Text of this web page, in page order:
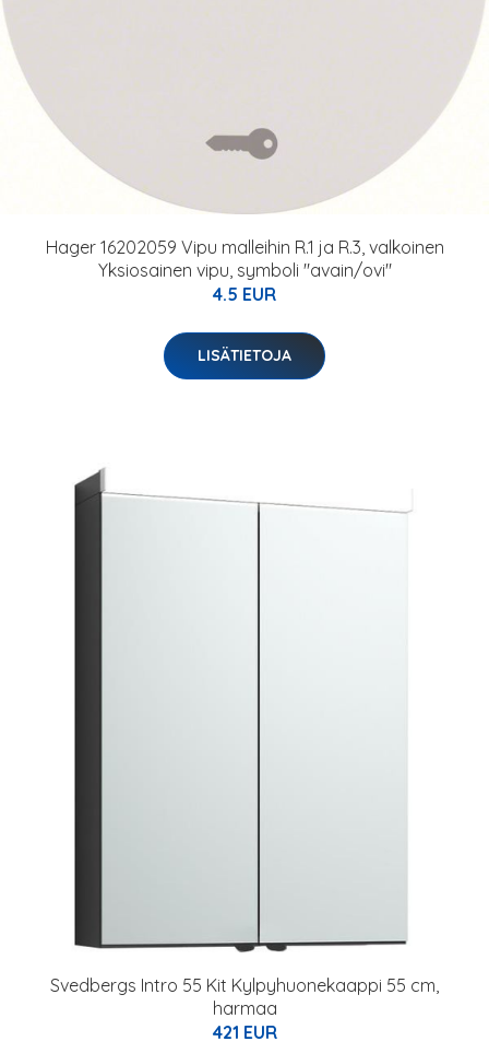
Hager 16202059 Vipu malleihin R.1 ja R.3, valkoinen
Yksiosainen vipu, symboli "avain/ovi"
4.5 EUR
LISÄTIETOJA
Svedbergs Intro 55 Kit Kylpyhuonekaappi 55 cm,
harmaa
421 EUR